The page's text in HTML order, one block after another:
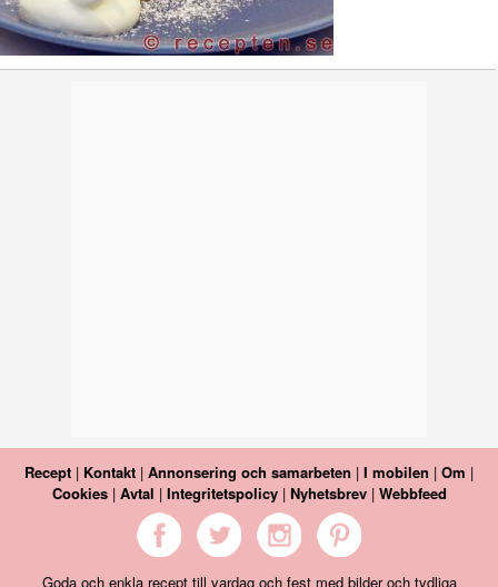
Recept | Kontakt | Annonsering och samarbeten | I mobilen | Om |
Cookies| Avtal | Integritetspolicy| Nyhetsbrev| Webbfeed
Goda och enkla recept till vardag och fest med bilder och tydliga